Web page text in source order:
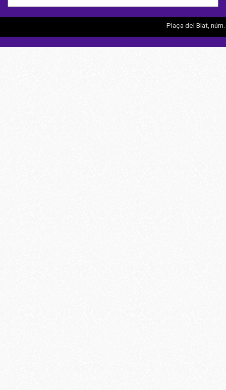
Plaça del Blat,